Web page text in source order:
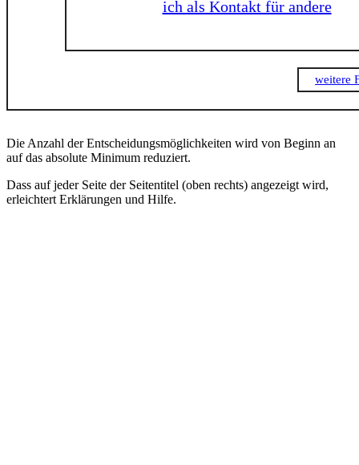
ich als Kontakt für andere
weitere
Die Anzahl der Entscheidungsmöglichkeiten wird von Beginn an
auf das absolute Minimum reduziert.
Dass auf jeder Seite der Seitentitel (oben rechts) angezeigt wird,
erleichtert Erklärungen und Hilfe.